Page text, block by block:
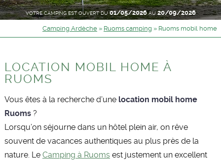
VOTRE CAMPING EST OUVERT DU 01/05/2026AU 20/09/2026
Camping Ardèche » Ruoms camping » Ruoms mobil home
LOCATION MOBIL HOME À
RUOMS
Vous êtes à la recherche d’une location mobil home
Ruoms?
Lorsqu’on séjourne dans un hôtel plein air, on rêve
souvent de vacances authentiques au plus près de la
nature. Le Camping à Ruomsest justement un excellent